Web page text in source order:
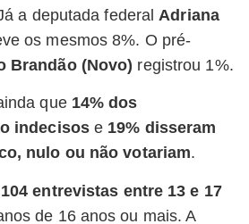
a deputada federal Adriana
os mesmos 8%. O pré-
Brandão (Novo) registrou 1%.
que 14% dos
indecisose 19% disseram
nulo ou não votariam.
entrevistas entre 13 e 17
de 16 anos ou mais. A